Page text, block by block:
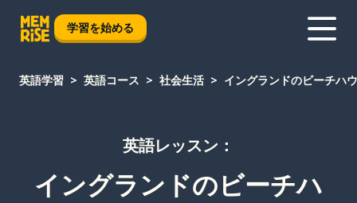
学習を始める
英語学習 英語コース 社会生活 イングランドのビーチハ
英語レッスン：
イングランドのビーチハ